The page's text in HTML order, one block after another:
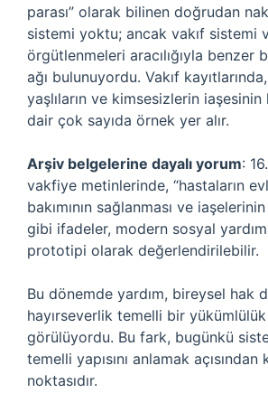
parası” olarak bilinen doğrudan
sistemi yoktu; ancak vakıf sistemi
örgütlenmeleri aracılığıyla benzer
ağı bulunuyordu. Vakıf
yaşlıların ve kimsesizlerin iaşesinin
dair çok sayıda örnek yer alır.
Arşiv belgelerine dayalı yorum:
vakfiye metinlerinde, “hastaların
bakımının sağlanması ve
gibi ifadeler, modern sosyal
prototipi olarak değerlendirilebilir.
Bu dönemde yardım, bireysel hak
hayırseverlik temelli bir
görülüyordu. Bu fark, bugünkü
temelli yapısını anlamak açısından
noktasıdır.